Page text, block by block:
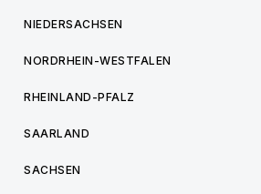
NIEDERSACHSEN
NORDRHEIN-WESTFALEN
RHEINLAND-PFALZ
SAARLAND
SACHSEN